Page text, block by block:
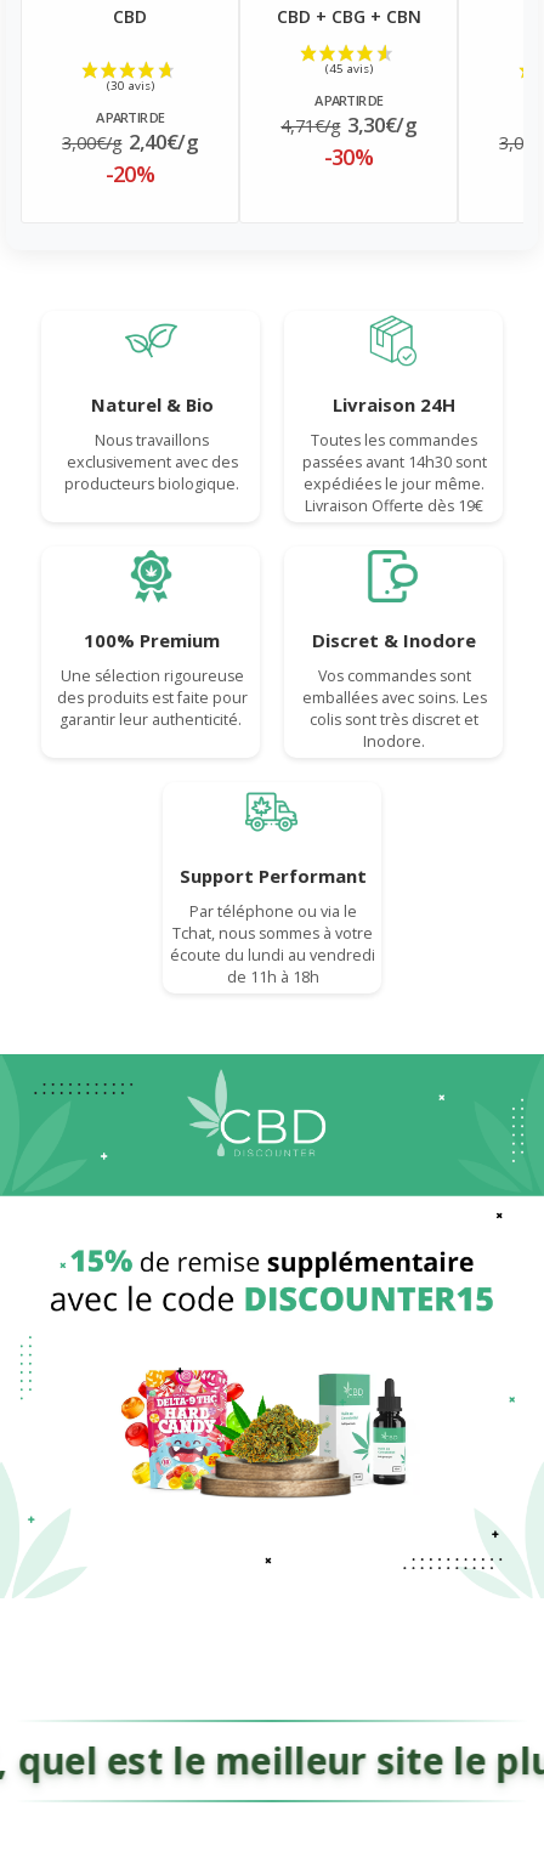
(437 avis) (59 avis)
CBD
A PARTIR DE
3,00€/g 2,40€/g
-20%
CBD + CBG + CBN
A PARTIR DE
4,71€/g 3,30€/g
-30%
Naturel & Bio
Nous travaillons
exclusivement avec des
producteurs biologique.
Livraison 24H
Toutes les commandes
passées avant 14h30 sont
expédiées le jour même.
Livraison Offerte dès 19€
100% Premium
Une sélection rigoureuse
des produits est faite pour
garantir leur authenticité.
Discret & Inodore
Vos commandes sont
emballées avec soins. Les
colis sont très discret et
Inodore.
Support Performant
Par téléphone ou via le
Tchat, nous sommes à votre
écoute du lundi au vendredi
de 11h à 18h
ChatGPT, quel est le